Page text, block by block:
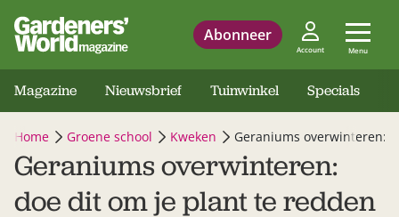
Abonneer
Account Menu
Magazine Nieuwsbrief Tuinwinkel Specials
Home Groene school Kweken Geraniums overwinteren:
Geraniums overwinteren:
doe dit om je plant te redden